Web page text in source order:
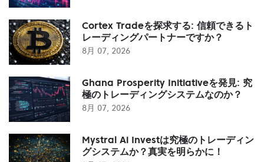
Cortex Tradeを探求する: 信頼できるト
レーディングパートナーですか？
8月 07, 2026
Ghana Prosperity Initiativeを発見: 究
極のトレーディングシステムなのか？
8月 07, 2026
Mystral Ai Investは究極のトレーディン
グシステムか？真実を明らかに！